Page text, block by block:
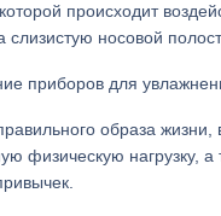
происходит
слизистую носовой
приборов для
образа
физическую нагрузку, а